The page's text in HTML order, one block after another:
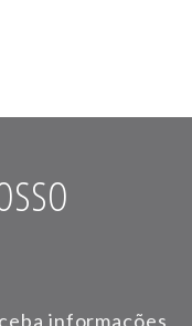
informações